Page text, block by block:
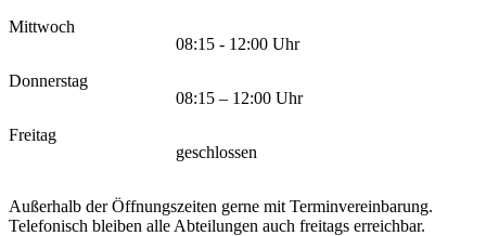
Mittwoch
08:15 - 12:00 Uhr
Donnerstag
08:15 – 12:00 Uhr
Freitag
geschlossen
Außerhalb der Öffnungszeiten gerne mit Terminvereinbarung.
Telefonisch bleiben alle Abteilungen auch freitags erreichbar.